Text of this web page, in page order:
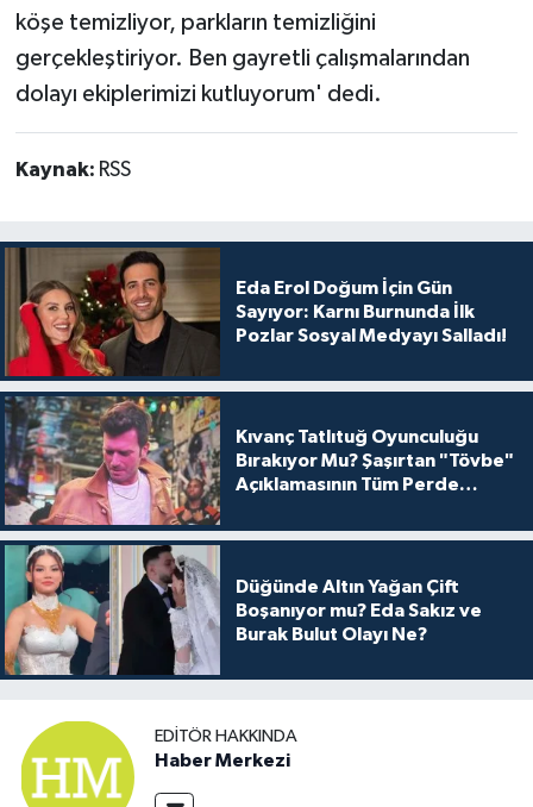
köşe temizliyor, parkların temizliğini
gerçekleştiriyor. Ben gayretli çalışmalarından
dolayı ekiplerimizi kutluyorum' dedi.
Kaynak: RSS
Eda Erol Doğum İçin Gün
Sayıyor: Karnı Burnunda İlk
Pozlar Sosyal Medyayı Salladı!
Kıvanç Tatlıtuğ Oyunculuğu
Bırakıyor Mu? Şaşırtan "Tövbe"
Açıklamasının Tüm Perde
Düğünde Altın Yağan Çift
Boşanıyor mu? Eda Sakız ve
Burak Bulut Olayı Ne?
EDITÖR HAKKINDA
Haber Merkezi